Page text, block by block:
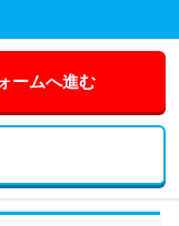
ームへ進む